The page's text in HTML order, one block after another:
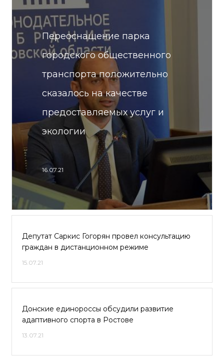
Переоснащение парка
городского общественного
транспорта положительно
сказалось на качестве
предоставляемых услуг и
экологии
16.07.21
Депутат Саркис Гогорян провел консультацию
граждан в дистанционном режиме
15.07.21
Донские единороссы обсудили развитие
адаптивного спорта в Ростове
13.07.21